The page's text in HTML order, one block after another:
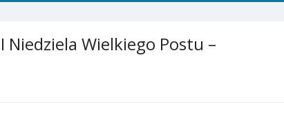
Niedziela Wielkiego Postu –